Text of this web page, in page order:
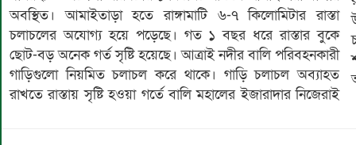
অবস্থিত। আমাইতাড়া হতে রাঙ্গামাটি ৬-৭ কিলোমিটার রাস্তা
চলাচলের অযোগ্য হয়ে পড়েছে। গত ১ বছর ধরে রাস্তার বুকে
ছোট-বড় অনেক গর্ত সৃষ্টি হয়েছে। আত্রাই নদীর বালি পরিবহনকারী
গাড়িগুলো নিয়মিত চলাচল করে থাকে। গাড়ি চলাচল অব্যাহত
রাখতে রাস্তায় সৃষ্টি হওয়া গর্তে বালি মহালের ইজারাদার নিজেরাই